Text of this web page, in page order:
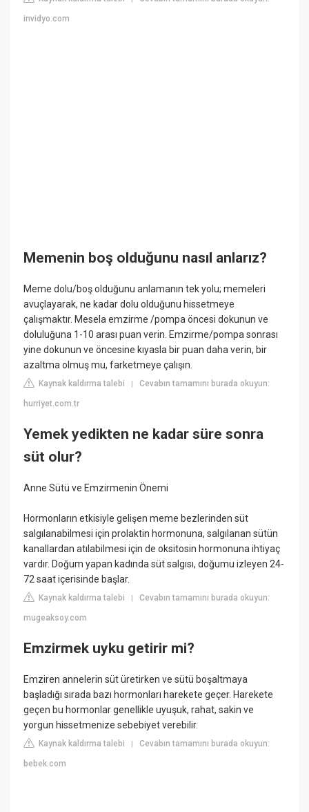
invidyo.com
Memenin boş olduğunu nasıl anlarız?
Meme dolu/boş olduğunu anlamanın tek yolu; memeleri
avuçlayarak, ne kadar dolu olduğunu hissetmeye
çalışmaktır. Mesela emzirme /pompa öncesi dokunun ve
doluluğuna 1-10 arası puan verin. Emzirme/pompa sonrası
yine dokunun ve öncesine kıyasla bir puan daha verin, bir
azaltma olmuş mu, farketmeye çalışın.
Kaynak kaldırma talebi |Cevabın tamamını burada okuyun:
hurriyet.com.tr
Yemek yedikten ne kadar süre sonra
süt olur?
Anne Sütü ve Emzirmenin Önemi
Hormonların etkisiyle gelişen meme bezlerinden süt
salgılanabilmesi için prolaktin hormonuna, salgılanan sütün
kanallardan atılabilmesi için de oksitosin hormonuna ihtiyaç
vardır. Doğum yapan kadında süt salgısı, doğumu izleyen 24-
72 saat içerisinde başlar.
Kaynak kaldırma talebi |Cevabın tamamını burada okuyun:
mugeaksoy.com
Emzirmek uyku getirir mi?
Emziren annelerin süt üretirken ve sütü boşaltmaya
başladığı sırada bazı hormonları harekete geçer. Harekete
geçen bu hormonlar genellikle uyuşuk, rahat, sakin ve
yorgun hissetmenize sebebiyet verebilir.
Kaynak kaldırma talebi |Cevabın tamamını burada okuyun:
bebek.com